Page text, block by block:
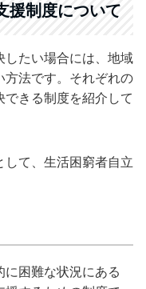
援制度について
したい場合には、地域
方法です。それぞれの
きる制度を紹介して
して、生活困窮者自立
困難な状況にある